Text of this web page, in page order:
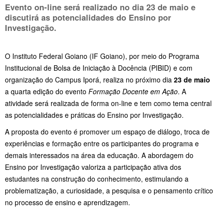
Evento on-line será realizado no dia 23 de maio e
discutirá as potencialidades do Ensino por
Investigação.
O Instituto Federal Goiano (IF Goiano), por meio do Programa
Institucional de Bolsa de Iniciação à Docência (PIBID) e com
organização do Campus Iporá, realiza no próximo dia 23 de maio
a quarta edição do evento Formação Docente em Ação. A
atividade será realizada de forma on-line e tem como tema central
as potencialidades e práticas do Ensino por Investigação.
A proposta do evento é promover um espaço de diálogo, troca de
experiências e formação entre os participantes do programa e
demais interessados na área da educação. A abordagem do
Ensino por Investigação valoriza a participação ativa dos
estudantes na construção do conhecimento, estimulando a
problematização, a curiosidade, a pesquisa e o pensamento crítico
no processo de ensino e aprendizagem.